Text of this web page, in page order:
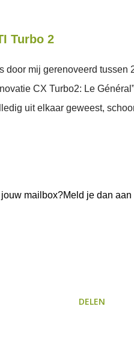
Turbo 2
door mij gerenoveerd tussen
CX Turbo2: Le
uit elkaar geweest,
mailbox?Meld je dan
DELEN